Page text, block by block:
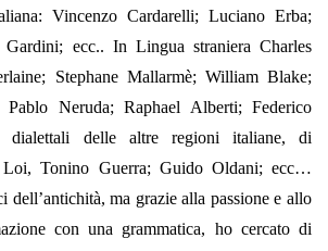
Vincenzo Cardarelli; Luciano Erba;
ecc.. In Lingua straniera Charles
Stephane Mallarmè; William Blake;
Pablo Neruda; Raphael Alberti; Federico
delle altre regioni italiane, di
Loi, Tonino Guerra; Guido Oldani; ecc…
dell’antichità, ma grazie alla passione e allo
con una grammatica, ho cercato di